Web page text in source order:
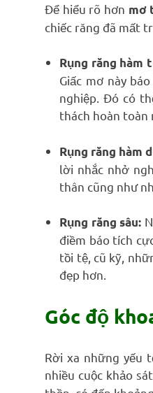
Để hiểu rõ hơn mơ
chiếc răng đã mất
Rụng răng hàm
Giấc mơ này
nghiệp. Đó có
thách hoàn toàn
Rụng răng hàm
lời nhắc nhở
thân cũng như
Rụng răng sâu:
điềm báo tích
tồi tệ, cũ kỹ,
đẹp hơn.
Góc độ
Rời xa những yếu
nhiều cuộc khảo